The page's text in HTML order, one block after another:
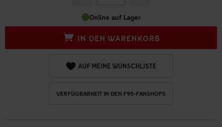
Online auf Lager
IN DEN WARENKORB
AUF MEINE WUNSCHLISTE
VERFÜGBARKEIT IN DEN F95-FANSHOPS